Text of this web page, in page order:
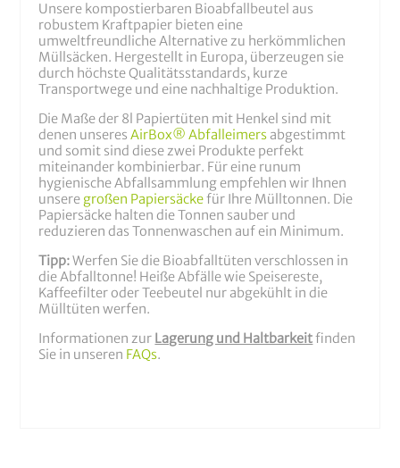
Unsere kompostierbaren Bioabfallbeutel aus
robustem Kraftpapier bieten eine
umweltfreundliche Alternative zu herkömmlichen
Müllsäcken. Hergestellt in Europa, überzeugen sie
durch höchste Qualitätsstandards, kurze
Transportwege und eine nachhaltige Produktion.
Die Maße der 8l Papiertüten mit Henkel sind mit
denen unseresAirBox® Abfalleimers abgestimmt
und somit sind diese zwei Produkte perfekt
miteinander kombinierbar. Für eine runum
hygienische Abfallsammlung empfehlen wir Ihnen
unsere großen Papiersäckefür Ihre Mülltonnen. Die
Papiersäcke halten die Tonnen sauber und
reduzieren das Tonnenwaschen auf ein Minimum.
Tipp:Werfen Sie die Bioabfalltüten verschlossen in
die Abfalltonne! Heiße Abfälle wie Speisereste,
Kaffeefilter oder Teebeutel nur abgekühlt in die
Mülltüten werfen.
Informationen zur Lagerung und Haltbarkeitfinden
Sie in unseren FAQs.